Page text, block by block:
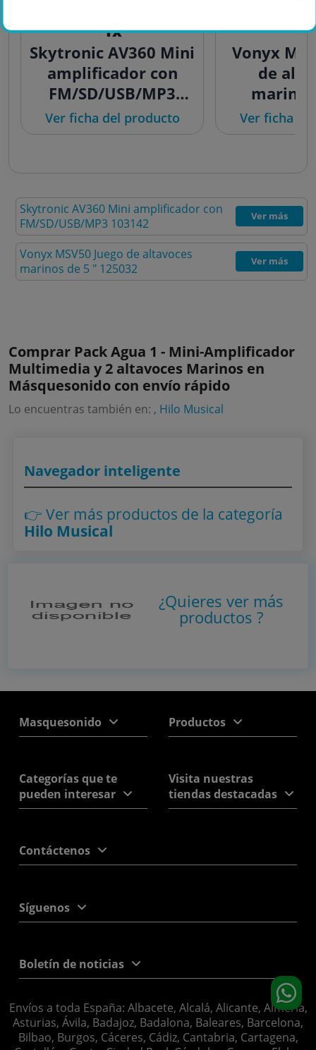
1x
Skytronic AV360 Mini
amplificador con
FM/SD/USB/MP3
103142
Ver ficha del producto
1x
Vonyx
de
Ver ficha
Skytronic AV360 Mini amplificador con
FM/SD/USB/MP3 103142
Ver más
Vonyx MSV50 Juego de altavoces
marinos de 5 " 125032
Ver más
Comprar Pack Agua 1 - Mini-Amplificador
Multimedia y 2 altavoces Marinos en
Másquesonido con envío rápido
Lo encuentras también en: , Hilo Musical
Navegador inteligente
👉 Ver más productos de la categoría
Hilo Musical
¿Quieres ver más
productos?
Masquesonido Productos
Categorías que te
pueden interesar
Visita nuestras
tiendas destacadas
Contáctenos
Síguenos
Boletín de noticias
Envíos a toda España: Albacete, Alcalá, Alicante, Almería,
Asturias, Ávila, Badajoz, Badalona, Baleares, Barcelona,
Bilbao, Burgos, Cáceres, Cádiz, Cantabria, Cartagena,